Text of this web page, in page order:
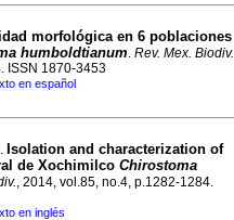
morfológica en 6 poblaciones
humboldtianum. Rev. Mex. Biodiv.
ISSN 1870-3453
en español
Isolation and characterization of
de Xochimilco Chirostoma
, 2014, vol.85, no.4, p.1282-1284.
en inglés